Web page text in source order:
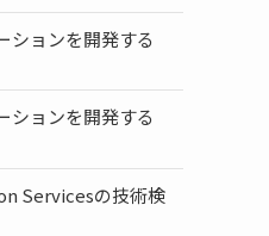
ションを開発する
ションを開発する
Servicesの技術検